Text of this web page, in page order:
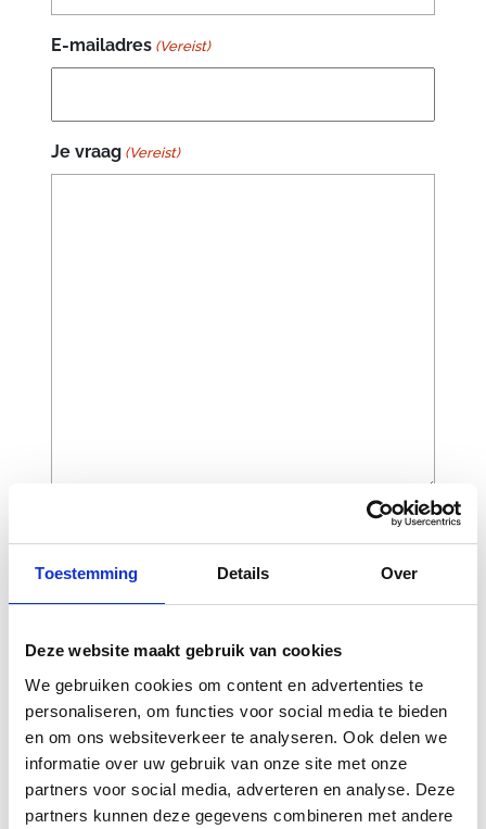
Toestemming Details Over
Deze website maakt gebruik van cookies
We gebruiken cookies om content en advertenties te
personaliseren, om functies voor social media te bieden
en om ons websiteverkeer te analyseren. Ook delen we
informatie over uw gebruik van onze site met onze
partners voor social media, adverteren en analyse. Deze
partners kunnen deze gegevens combineren met andere
E-mailadres (Vereist)
Je vraag (Vereist)
Gerelateerde